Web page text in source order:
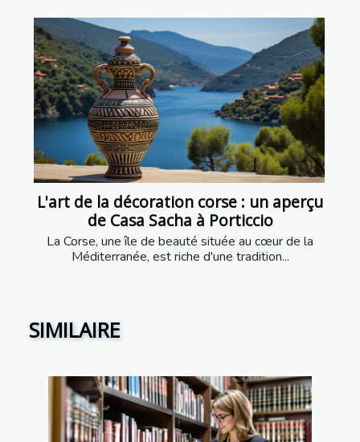
L'art de la décoration corse : un aperçu
de Casa Sacha à Porticcio
La Corse, une île de beauté située au cœur de la
Méditerranée, est riche d'une tradition...
SIMILAIRE